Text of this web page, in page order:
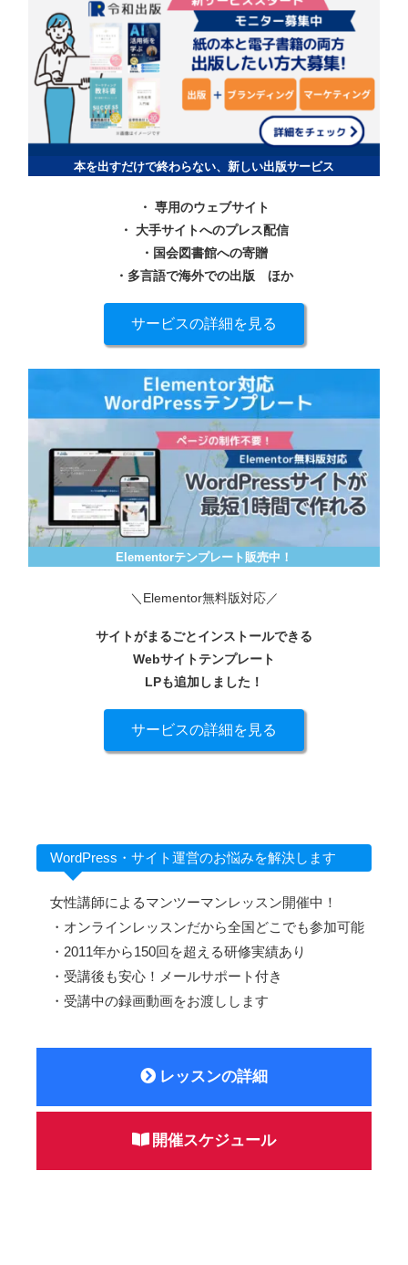
本を出すだけで終わらない、新しい出版サービス
・ 専用のウェブサイト
・ 大手サイトへのプレス配信
・国会図書館への寄贈
・多言語で海外での出版 ほか
サービスの詳細を見る
Elementorテンプレート販売中！
＼Elementor無料版対応／
サイトがまるごとインストールできる
Webサイトテンプレート
LPも追加しました！
サービスの詳細を見る
WordPress・サイト運営のお悩みを解決します
女性講師によるマンツーマンレッスン開催中！
・オンラインレッスンだから全国どこでも参加可能
・2011年から150回を超える研修実績あり
・受講後も安心！メールサポート付き
・受講中の録画動画をお渡しします
レッスンの詳細
開催スケジュール